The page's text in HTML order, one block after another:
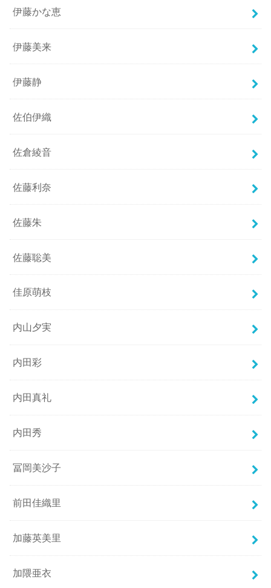
伊藤かな恵
伊藤美来
伊藤静
佐伯伊織
佐倉綾音
佐藤利奈
佐藤朱
佐藤聡美
佳原萌枝
内山夕実
内田彩
内田真礼
内田秀
冨岡美沙子
前田佳織里
加藤英美里
加隈亜衣